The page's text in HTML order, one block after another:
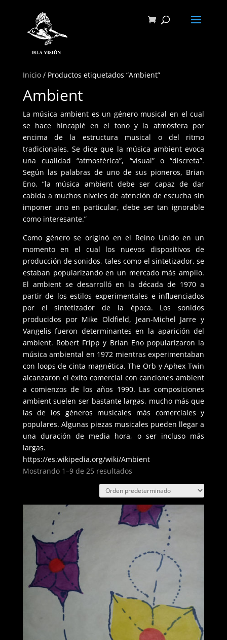
Inicio/ Productos etiquetados “Ambient”
Ambient
La música ambient es un género musical en el cual
se hace hincapié en el tono y la atmósfera por
encima de la estructura musical o del ritmo
tradicionales. Se dice que la música ambient evoca
una cualidad “atmosférica”, “visual” o “discreta”.
Según las palabras de uno de sus pioneros, Brian
Eno, “la música ambient debe ser capaz de dar
cabida a muchos niveles de atención de escucha sin
imponer uno en particular, debe ser tan ignorable
como interesante.”
Como género se originó en el Reino Unido en un
momento en el cual los nuevos dispositivos de
producción de sonidos, tales como el sintetizador, se
estaban popularizando en un mercado más amplio.
El ambient se desarrolló en la década de 1970 a
partir de los estilos experimentales e influenciados
por el sintetizador de la época. Los sonidos
producidos por Mike Oldfield, Jean-Michel Jarre y
Vangelis fueron determinantes en la aparición del
ambient. Robert Fripp y Brian Eno popularizaron la
música ambiental en 1972 mientras experimentaban
con loops de cinta magnética. The Orb y Aphex Twin
alcanzaron el éxito comercial con canciones ambient
a comienzos de los años 1990. Las composiciones
ambient suelen ser bastante largas, mucho más que
las de los géneros musicales más comerciales y
populares. Algunas piezas musicales pueden llegar a
una duración de media hora, o ser incluso más
largas.
https://es.wikipedia.org/wiki/Ambient
Mostrando 1–9 de 25 resultados